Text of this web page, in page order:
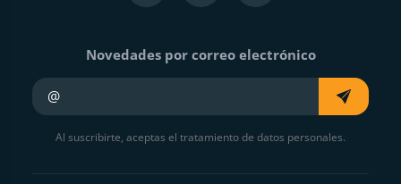
Novedades por correo electrónico
Al suscribirte, aceptas el tratamiento de datos personales.